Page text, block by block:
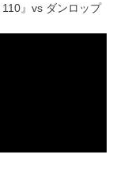
』vs ダンロップ